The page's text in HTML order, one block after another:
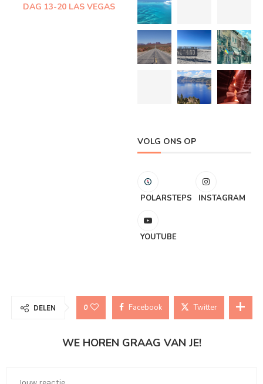
DAG 13-20 LAS VEGAS
VOLG ONS OP
POLARSTEPS INSTAGRAM
YOUTUBE
DELEN 0 Facebook Twitter
WE HOREN GRAAG VAN JE!